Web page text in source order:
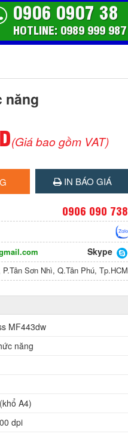
0906 0907 38
HOTLINE: 0989 999 987
năng
(Giá bao gồm VAT)
IN BÁO GIÁ
0906 090 738
Skype
Sơn Nhì, Q.Tân Phú, Tp.HCM
MF443dw
năng
A4)
dpi